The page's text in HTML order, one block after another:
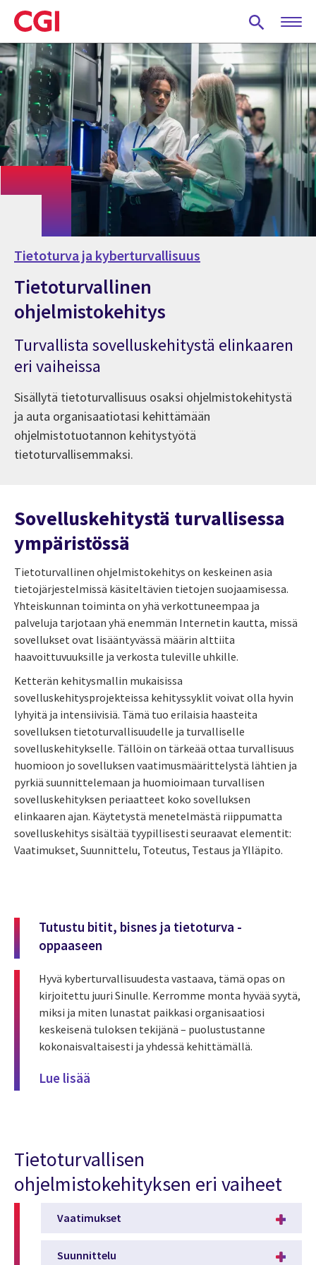
Skip
to
main
content
Tietoturva ja kyberturvallisuus
Tietoturvallinen
ohjelmistokehitys
Turvallista sovelluskehitystä elinkaaren
eri vaiheissa
Sisällytä tietoturvallisuus osaksi ohjelmistokehitystä
ja auta organisaatiotasi kehittämään
ohjelmistotuotannon kehitystyötä
tietoturvallisemmaksi.
Sovelluskehitystä turvallisessa
ympäristössä
Tietoturvallinen ohjelmistokehitys on keskeinen asia
tietojärjestelmissä käsiteltävien tietojen suojaamisessa.
Yhteiskunnan toiminta on yhä verkottuneempaa ja
palveluja tarjotaan yhä enemmän Internetin kautta, missä
sovellukset ovat lisääntyvässä määrin alttiita
haavoittuvuuksille ja verkosta tuleville uhkille.
Ketterän kehitysmallin mukaisissa
sovelluskehitysprojekteissa kehityssyklit voivat olla hyvin
lyhyitä ja intensiivisiä. Tämä tuo erilaisia haasteita
sovelluksen tietoturvallisuudelle ja turvalliselle
sovelluskehitykselle. Tällöin on tärkeää ottaa turvallisuus
huomioon jo sovelluksen vaatimusmäärittelystä lähtien ja
pyrkiä suunnittelemaan ja huomioimaan turvallisen
sovelluskehityksen periaatteet koko sovelluksen
elinkaaren ajan. Käytetystä menetelmästä riippumatta
sovelluskehitys sisältää tyypillisesti seuraavat elementit:
Vaatimukset, Suunnittelu, Toteutus, Testaus jaYlläpito.
Tutustu bitit, bisnes ja tietoturva -
oppaaseen
Hyvä kyberturvallisuudesta vastaava, tämä opas on
kirjoitettu juuri Sinulle. Kerromme monta hyvää syytä,
miksi ja miten lunastat paikkasi organisaatiosi
keskeisenä tuloksen tekijänä – puolustustanne
kokonaisvaltaisesti ja yhdessä kehittämällä.
Lue lisää
Tietoturvallisen
ohjelmistokehityksen eri vaiheet
Vaatimukset
Suunnittelu